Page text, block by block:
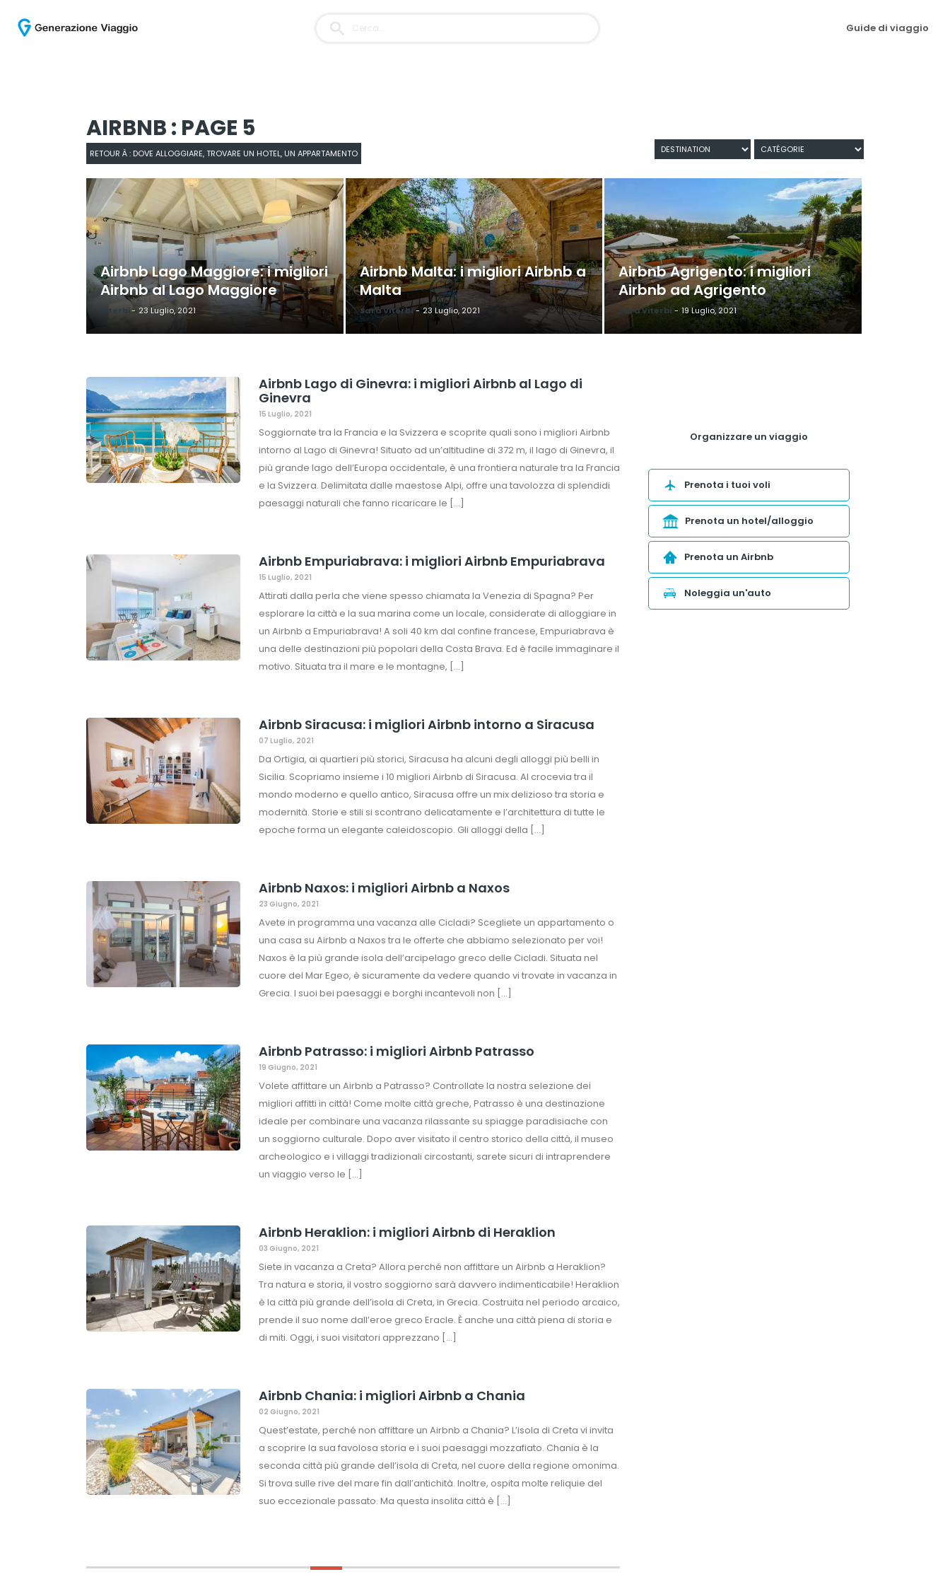
Guide di viaggio
AIRBNB : PAGE 5
RETOUR À : DOVE ALLOGGIARE, TROVARE UN HOTEL, UN APPARTAMENTO
Airbnb Lago Maggiore: i migliori
Airbnb al Lago Maggiore
Viterbi- 23 Luglio, 2021
Airbnb Malta: i migliori Airbnb a
Malta
Sara Viterbi- 23 Luglio, 2021
Airbnb Agrigento: i migliori
Airbnb ad Agrigento
Sara Viterbi - 19 Luglio, 2021
Airbnb Lago di Ginevra: i migliori Airbnb al Lago di
Ginevra
15 Luglio, 2021
Soggiornate tra la Francia e la Svizzera e scoprite quali sono i migliori Airbnb
intorno al Lago di Ginevra! Situato ad un’altitudine di 372 m, il lago di Ginevra, il
più grande lago dell’Europa occidentale, è una frontiera naturale tra la Francia
e la Svizzera. Delimitata dalle maestose Alpi, offre una tavolozza di splendidi
paesaggi naturali che fanno ricaricare le […]
Airbnb Empuriabrava: i migliori Airbnb Empuriabrava
15 Luglio, 2021
Attirati dalla perla che viene spesso chiamata la Venezia di Spagna? Per
esplorare la città e la sua marina come un locale, considerate di alloggiare in
un Airbnb a Empuriabrava! A soli 40 km dal confine francese, Empuriabrava è
una delle destinazioni più popolari della Costa Brava. Ed è facile immaginare il
motivo. Situata tra il mare e le montagne, […]
Airbnb Siracusa: i migliori Airbnb intorno a Siracusa
07 Luglio, 2021
Da Ortigia, ai quartieri più storici, Siracusa ha alcuni degli alloggi più belli in
Sicilia. Scopriamo insieme i 10 migliori Airbnb di Siracusa. Al crocevia tra il
mondo moderno e quello antico, Siracusa offre un mix delizioso tra storia e
modernità. Storie e stili si scontrano delicatamente e l’architettura di tutte le
epoche forma un elegante caleidoscopio. Gli alloggi della […]
Airbnb Naxos: i migliori Airbnb a Naxos
23 Giugno, 2021
Avete in programma una vacanza alle Cicladi? Scegliete un appartamento o
una casa su Airbnb a Naxos tra le offerte che abbiamo selezionato per voi!
Naxos è la più grande isola dell’arcipelago greco delle Cicladi. Situata nel
cuore del Mar Egeo, è sicuramente da vedere quando vi trovate in vacanza in
Grecia. I suoi bei paesaggi e borghi incantevoli non […]
Airbnb Patrasso: i migliori Airbnb Patrasso
19 Giugno, 2021
Volete affittare un Airbnb a Patrasso? Controllate la nostra selezione dei
migliori affitti in città! Come molte città greche, Patrasso è una destinazione
ideale per combinare una vacanza rilassante su spiagge paradisiache con
un soggiorno culturale. Dopo aver visitato il centro storico della città, il museo
archeologico e i villaggi tradizionali circostanti, sarete sicuri di intraprendere
un viaggio verso le […]
Airbnb Heraklion: i migliori Airbnb di Heraklion
03 Giugno, 2021
Siete in vacanza a Creta? Allora perché non affittare un Airbnb a Heraklion?
Tra natura e storia, il vostro soggiorno sarà davvero indimenticabile! Heraklion
è la città più grande dell’isola di Creta, in Grecia. Costruita nel periodo arcaico,
prende il suo nome dall’eroe greco Eracle. È anche una città piena di storia e
di miti. Oggi, i suoi visitatori apprezzano […]
Airbnb Chania: i migliori Airbnb a Chania
02 Giugno, 2021
Quest’estate, perché non affittare un Airbnb a Chania? L’isola di Creta vi invita
a scoprire la sua favolosa storia e i suoi paesaggi mozzafiato. Chania è la
seconda città più grande dell’isola di Creta, nel cuore della regione omonima.
Si trova sulle rive del mare fin dall’antichità. Inoltre, ospita molte reliquie del
suo eccezionale passato. Ma questa insolita città è […]
Organizzare un viaggio
Prenota i tuoi voli
Prenota un hotel/alloggio
Prenota un Airbnb
Noleggia un'auto